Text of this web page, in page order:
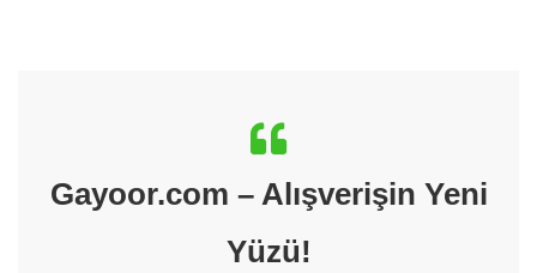
Gayoor.com – Alışverişin Yeni
Yüzü!